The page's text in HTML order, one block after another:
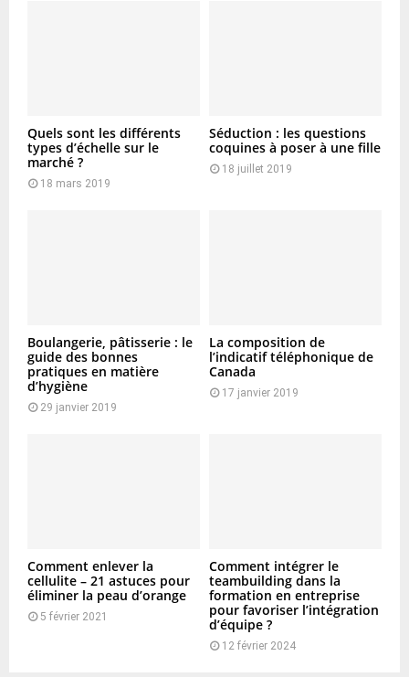
Quels sont les différents
types d’échelle sur le
marché ?
18 mars 2019
Séduction : les questions
coquines à poser à une fille
18 juillet 2019
Boulangerie, pâtisserie : le
guide des bonnes
pratiques en matière
d’hygiène
29 janvier 2019
La composition de
l’indicatif téléphonique de
Canada
17 janvier 2019
Comment enlever la
cellulite – 21 astuces pour
éliminer la peau d’orange
5 février 2021
Comment intégrer le
teambuilding dans la
formation en entreprise
pour favoriser l’intégration
d’équipe ?
12 février 2024